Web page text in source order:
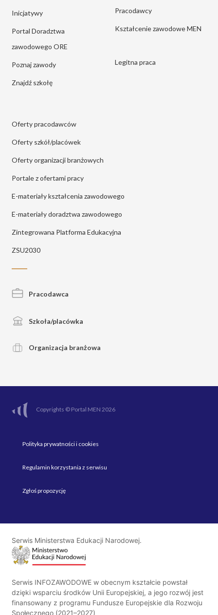
Inicjatywy
Portal Doradztwa
zawodowego ORE
Poznaj zawody
Znajdź szkołę
Pracodawcy
Kształcenie zawodowe MEN
Legitna praca
Oferty pracodawców
Oferty szkół/placówek
Oferty organizacji branżowych
Portale z ofertami pracy
E-materiały kształcenia zawodowego
E-materiały doradztwa zawodowego
Zintegrowana Platforma Edukacyjna
ZSU2030
Pracodawca
Szkoła/placówka
Organizacja branżowa
Copyrights © Portal MEN 2026
Polityka prywatności i cookies
Regulamin korzystania z serwisu
Zgłoś propozycję
Serwis Ministerstwa Edukacji Narodowej.
Serwis INFOZAWODOWE w obecnym kształcie powstał
dzięki wsparciu środków Unii Europejskiej, a jego rozwój jest
finansowany z programu Fundusze Europejskie dla Rozwoju
Społecznego (2021–2027)